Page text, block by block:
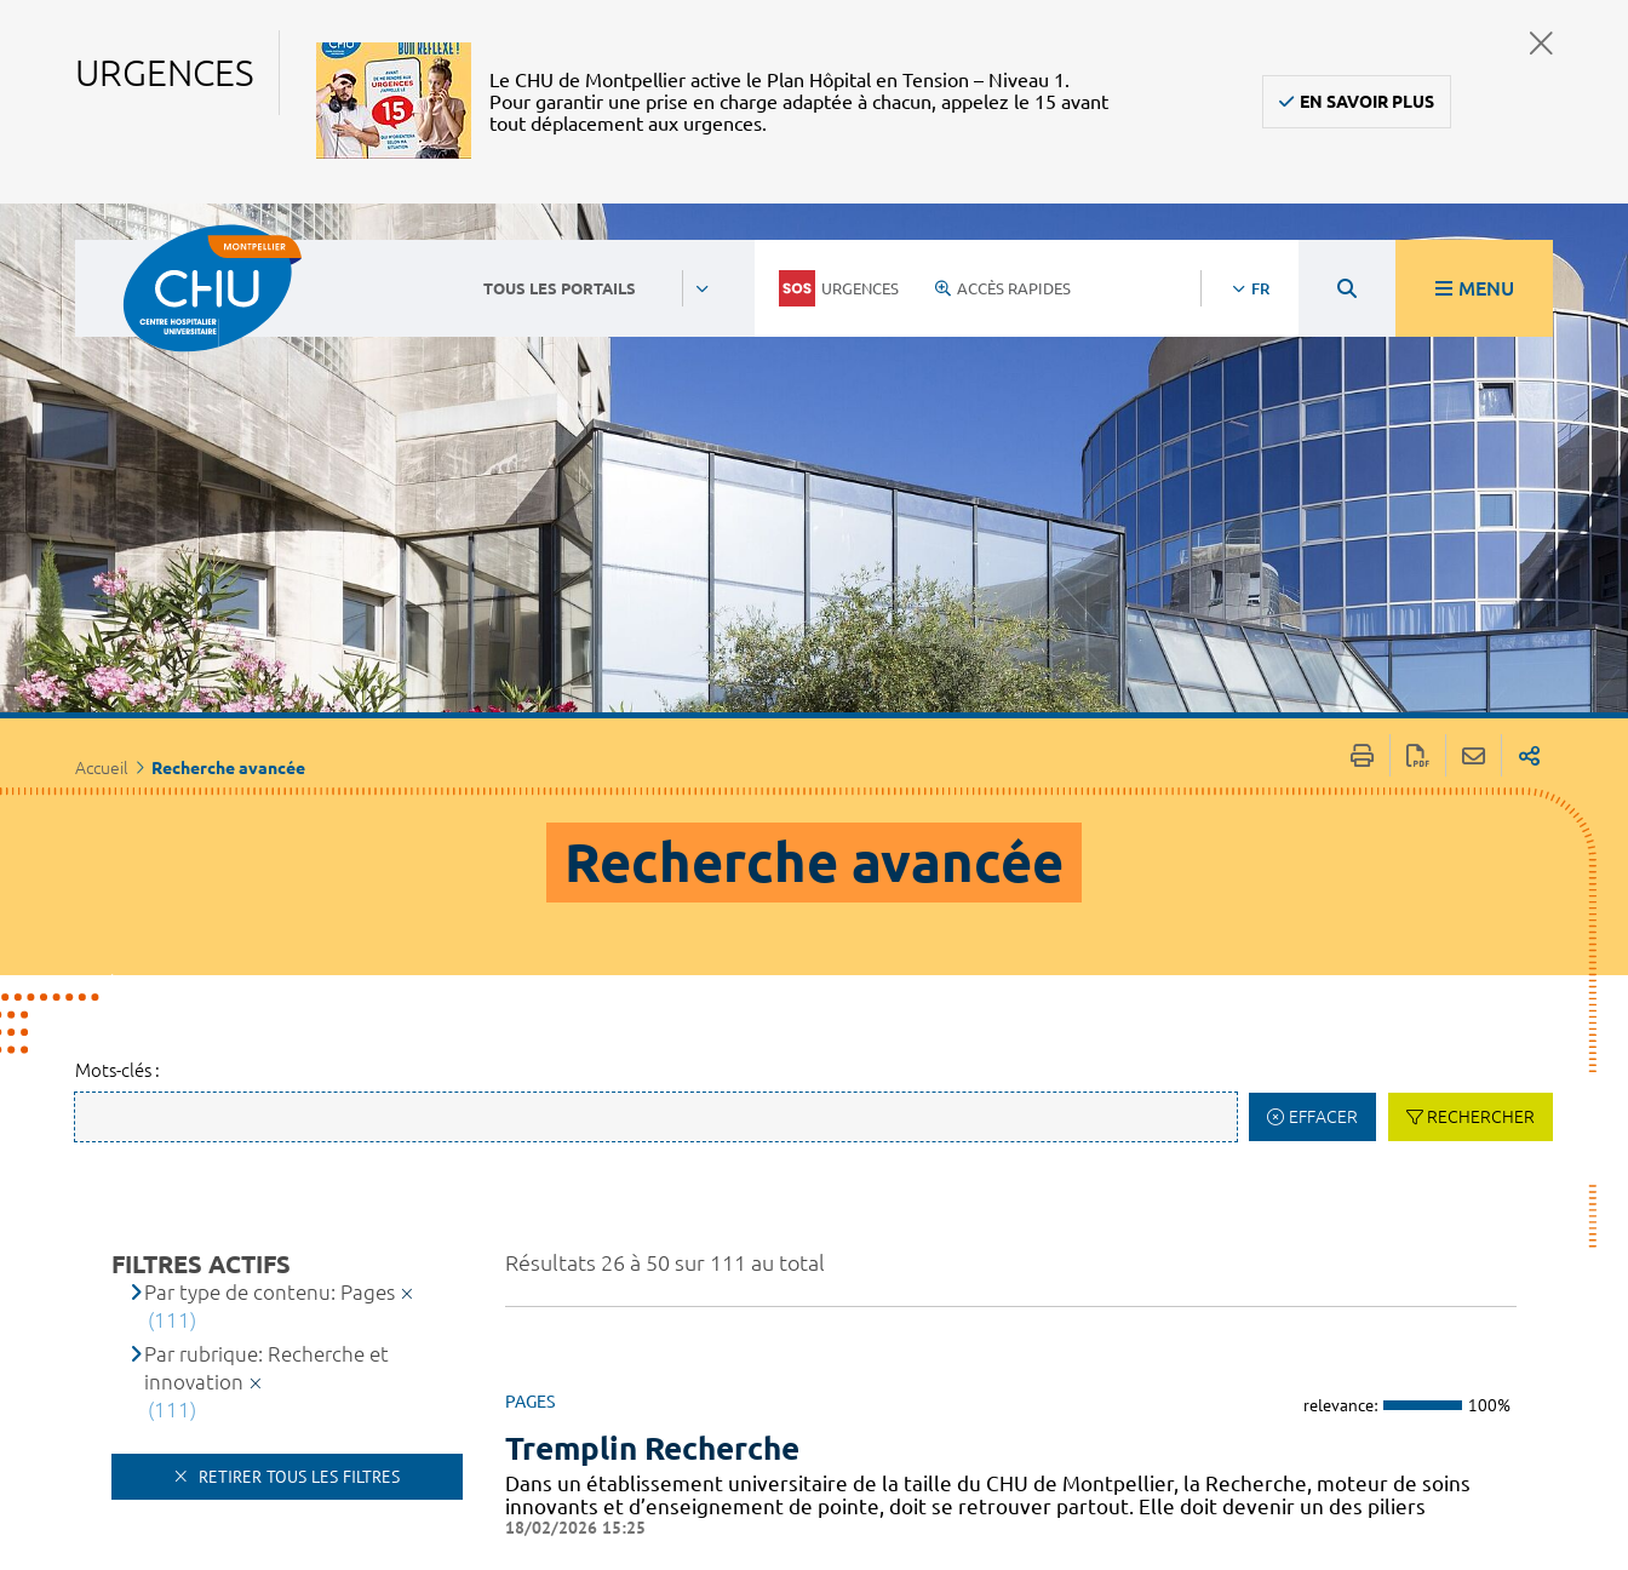
URGENCES
Le CHU de Montpellier active le Plan Hôpital en Tension – Niveau 1.
Pour garantir une prise en charge adaptée à chacun, appelez le 15 avant
tout déplacement aux urgences.
EN SAVOIR PLUS
TOUS LES PORTAILS URGENCES ACCÈS RAPIDES FR MENU
Accueil Recherche avancée
Recherche avancée
Mots-clés :
EFFACER RECHERCHER
Résultats 26 à 50 sur 111 au total
PAGES relevance: 100%
Tremplin Recherche
Dans un établissement universitaire de la taille du CHU de Montpellier, la Recherche, moteur de soins
innovants et d’enseignement de pointe, doit se retrouver partout. Elle doit devenir un des piliers
18/02/2026 15:25
FILTRES ACTIFS
Par type de contenu: Pages
(111)
Par rubrique: Recherche et
innovation
(111)
RETIRER TOUS LES FILTRES